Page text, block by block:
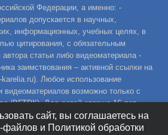
Федерации, а именно: -
допускается в научных,
информационных, учебных целях, в
цитирования, с обязательным
статьи либо видеоматериала -
заимствования – активной ссылки на
Любое использование
видеоматериалов возможно только с
(ВГТРК). Для детей старше 16 лет.
сайт, вы соглашаетесь на
файлов и Политикой обработки